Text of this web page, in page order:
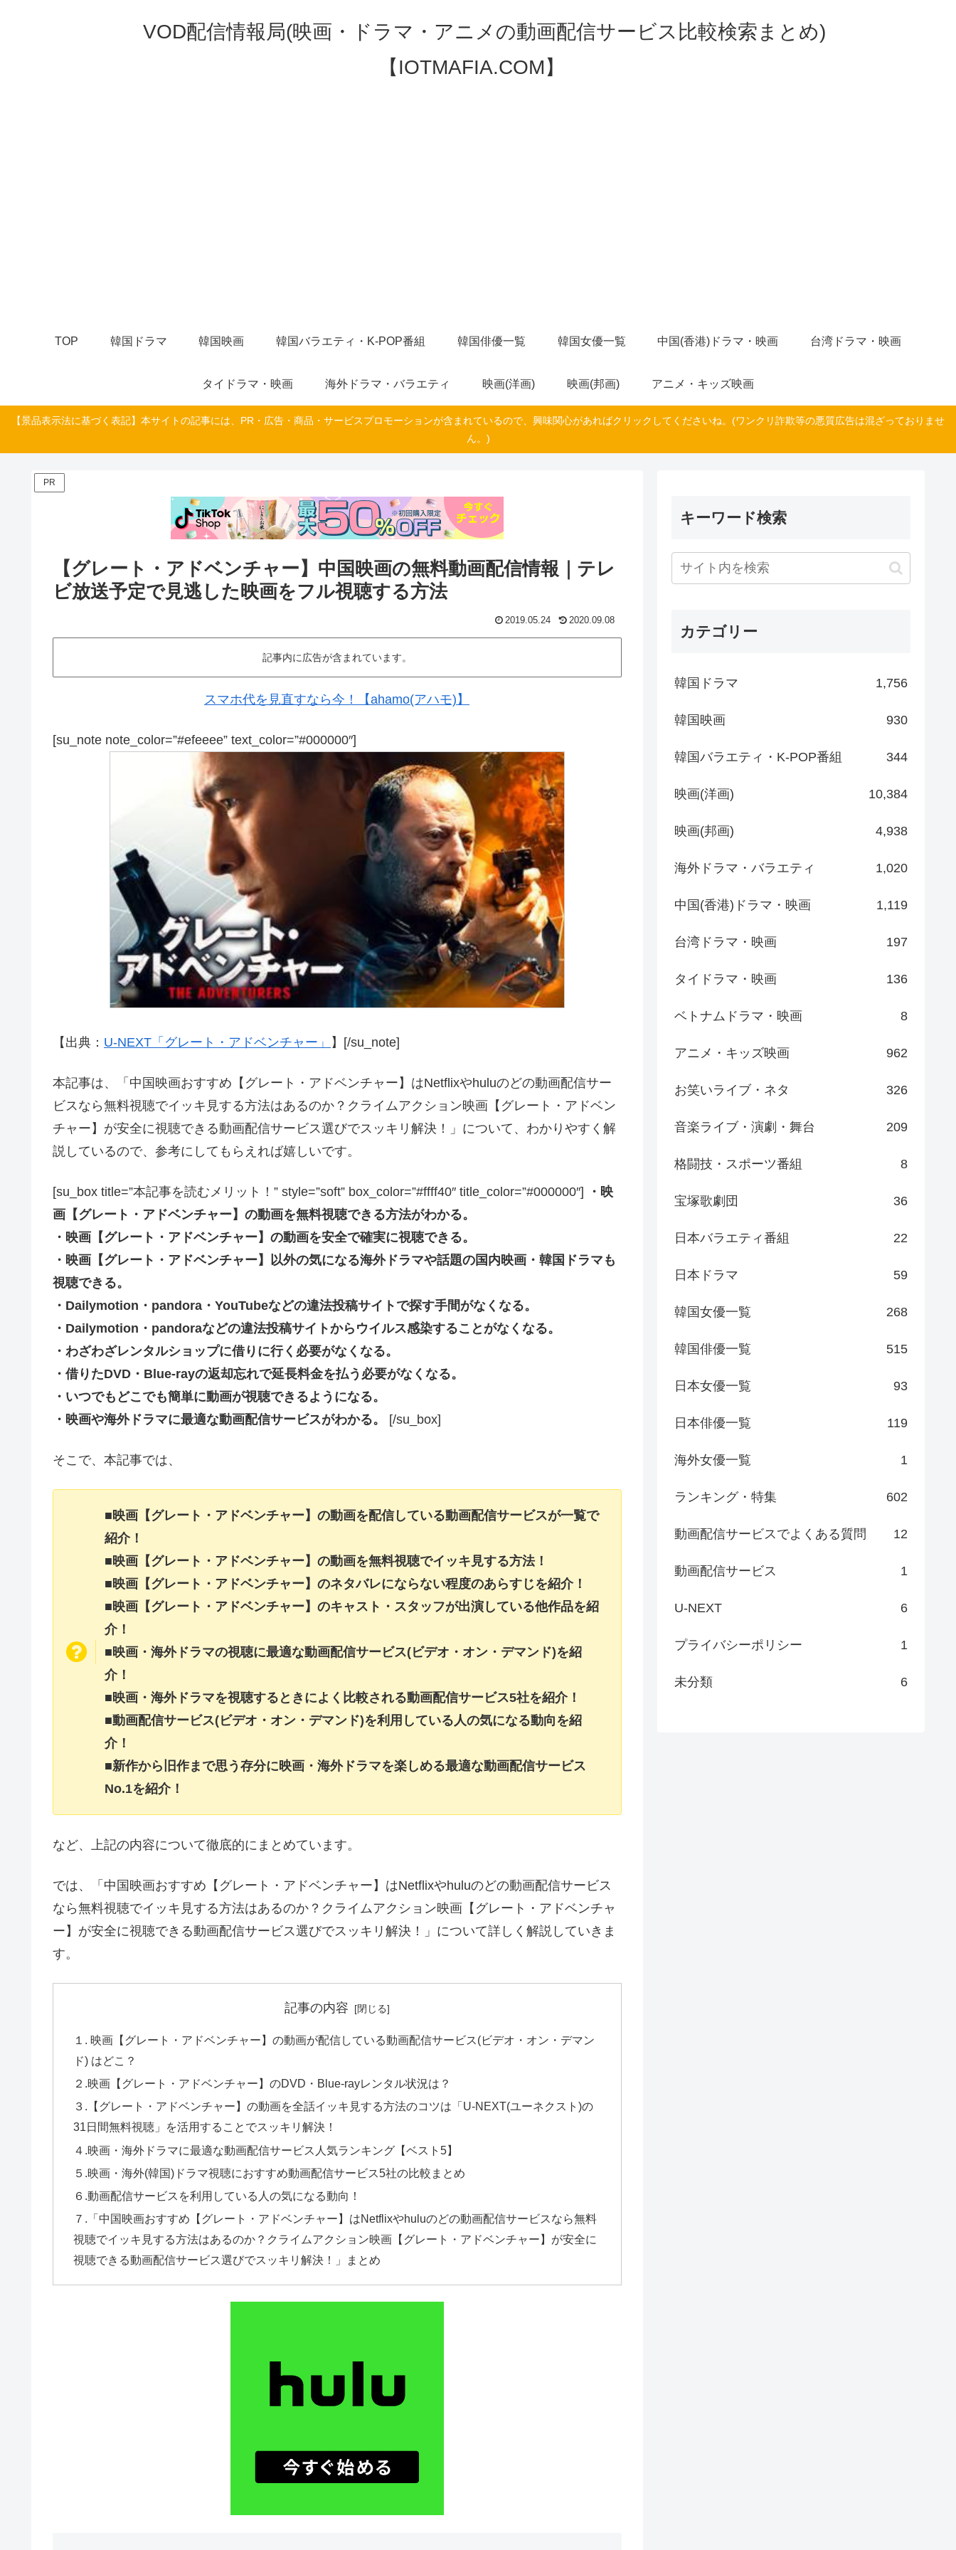
VOD配信情報局(映画・ドラマ・アニメの動画配信サービス比較検索まとめ)
【IOTMAFIA.COM】
TOP 韓国ドラマ 韓国映画 韓国バラエティ・K-POP番組 韓国俳優一覧 韓国女優一覧 中国(香港)ドラマ・映画 台湾ドラマ・映画
タイドラマ・映画 海外ドラマ・バラエティ 映画(洋画) 映画(邦画) アニメ・キッズ映画
【景品表示法に基づく表記】本サイトの記事には、PR・広告・商品・サービスプロモーションが含まれているので、興味関心があればクリックしてくださいね。(ワンクリ詐欺等の悪質広告は混ざっておりませ
ん。)
PR
【グレート・アドベンチャー】中国映画の無料動画配信情報｜テレ
ビ放送予定で見逃した映画をフル視聴する方法
2019.05.24 2020.09.08
記事内に広告が含まれています。
スマホ代を見直すなら今！【ahamo(アハモ)】
[su_note note_color=”#efeeee” text_color=”#000000″]
【出典： U-NEXT「グレート・アドベンチャー」 】[/su_note]
本記事は、「中国映画おすすめ【グレート・アドベンチャー】はNetflixやhuluのどの動画配信サー
ビスなら無料視聴でイッキ見する方法はあるのか？クライムアクション映画【グレート・アドベン
チャー】が安全に視聴できる動画配信サービス選びでスッキリ解決！」について、わかりやすく解
説しているので、参考にしてもらえれば嬉しいです。
[su_box title=”本記事を読むメリット！” style=”soft” box_color=”#ffff40″ title_color=”#000000″]
・映
画【グレート・アドベンチャー】の動画を無料視聴できる方法がわかる。
・映画【グレート・アドベンチャー】の動画を安全で確実に視聴できる。
・映画【グレート・アドベンチャー】以外の気になる海外ドラマや話題の国内映画・韓国ドラマも
視聴できる。
・Dailymotion・pandora・YouTubeなどの違法投稿サイトで探す手間がなくなる。
・Dailymotion・pandoraなどの違法投稿サイトからウイルス感染することがなくなる。
・わざわざレンタルショップに借りに行く必要がなくなる。
・借りたDVD・Blue-rayの返却忘れで延長料金を払う必要がなくなる。
・いつでもどこでも簡単に動画が視聴できるようになる。
・映画や海外ドラマに最適な動画配信サービスがわかる。
[/su_box]
そこで、本記事では、
■映画【グレート・アドベンチャー】の動画を配信している動画配信サービスが一覧で
紹介！
■映画【グレート・アドベンチャー】の動画を無料視聴でイッキ見する方法！
■映画【グレート・アドベンチャー】のネタバレにならない程度のあらすじを紹介！
■映画【グレート・アドベンチャー】のキャスト・スタッフが出演している他作品を紹
介！
■映画・海外ドラマの視聴に最適な動画配信サービス(ビデオ・オン・デマンド)を紹
介！
■映画・海外ドラマを視聴するときによく比較される動画配信サービス5社を紹介！
■動画配信サービス(ビデオ・オン・デマンド)を利用している人の気になる動向を紹
介！
■新作から旧作まで思う存分に映画・海外ドラマを楽しめる最適な動画配信サービス
No.1を紹介！
など、上記の内容について徹底的にまとめています。
では、「中国映画おすすめ【グレート・アドベンチャー】はNetflixやhuluのどの動画配信サービス
なら無料視聴でイッキ見する方法はあるのか？クライムアクション映画【グレート・アドベンチャ
ー】が安全に視聴できる動画配信サービス選びでスッキリ解決！」について詳しく解説していきま
す。
記事の内容
１. 映画【グレート・アドベンチャー】の動画が配信している動画配信サービス(ビデオ・オン・デマン
ド) はどこ？
２.映画【グレート・アドベンチャー】のDVD・Blue-rayレンタル状況は？
３.【グレート・アドベンチャー】の動画を全話イッキ見する方法のコツは「U-NEXT(ユーネクスト)の
31日間無料視聴」を活用することでスッキリ解決！
４.映画・海外ドラマに最適な動画配信サービス人気ランキング【ベスト5】
５.映画・海外(韓国)ドラマ視聴におすすめ動画配信サービス5社の比較まとめ
６.動画配信サービスを利用している人の気になる動向！
７.「中国映画おすすめ【グレート・アドベンチャー】はNetflixやhuluのどの動画配信サービスなら無料
視聴でイッキ見する方法はあるのか？クライムアクション映画【グレート・アドベンチャー】が安全に
視聴できる動画配信サービス選びでスッキリ解決！」まとめ
キーワード検索
カテゴリー
韓国ドラマ 1,756
韓国映画 930
韓国バラエティ・K-POP番組 344
映画(洋画) 10,384
映画(邦画) 4,938
海外ドラマ・バラエティ 1,020
中国(香港)ドラマ・映画 1,119
台湾ドラマ・映画 197
タイドラマ・映画 136
ベトナムドラマ・映画 8
アニメ・キッズ映画 962
お笑いライブ・ネタ 326
音楽ライブ・演劇・舞台 209
格闘技・スポーツ番組 8
宝塚歌劇団 36
日本バラエティ番組 22
日本ドラマ 59
韓国女優一覧 268
韓国俳優一覧 515
日本女優一覧 93
日本俳優一覧 119
海外女優一覧 1
ランキング・特集 602
動画配信サービスでよくある質問 12
動画配信サービス 1
U-NEXT 6
プライバシーポリシー 1
未分類 6